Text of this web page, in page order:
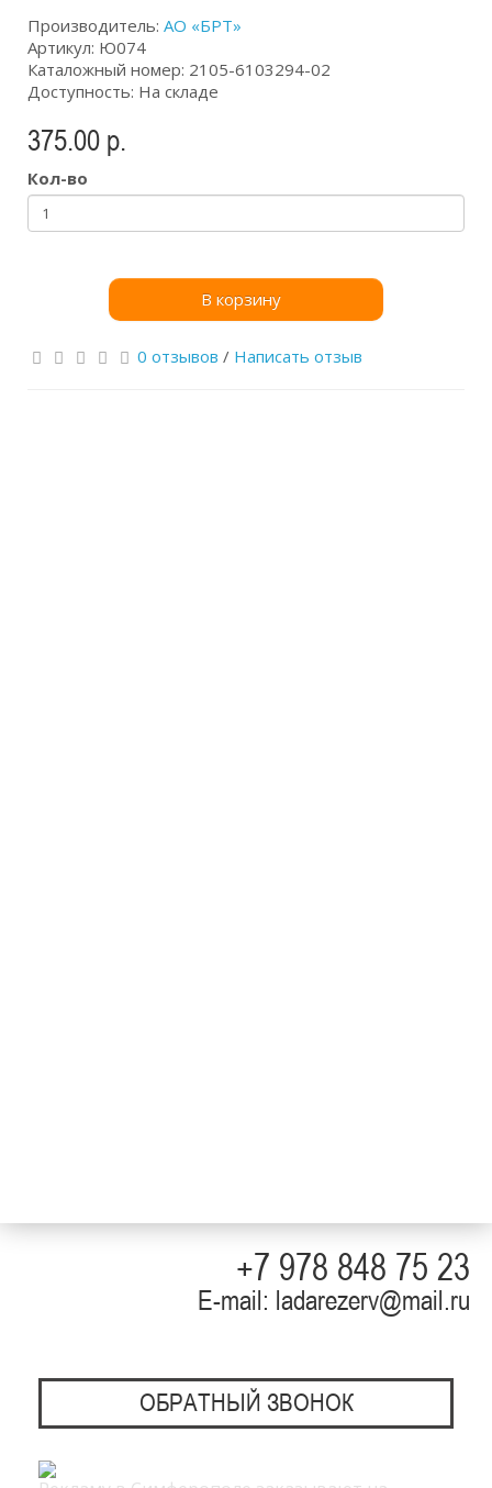
Производитель: АО «БРТ»
Артикул: Ю074
Каталожный номер: 2105-6103294-02
Доступность: На складе
375.00 р.
Кол-во
В корзину
0 отзывов / Написать отзыв
+7 978 848 75 23
E-mail: ladarezerv@mail.ru
ОБРАТНЫЙ ЗВОНОК